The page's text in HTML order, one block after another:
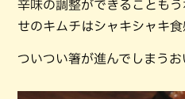
辛味の調整ができることも
せのキムチはシャキシャキ食
ついつい箸が進んでしまうお